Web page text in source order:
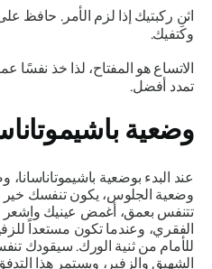
اثنِ ركبتيك إذا لزم الأمر. حافظ
وكتفيك.
الاتساع هو المفتاح، لذا خذ نفسًا
تمدد أفضل.
وضعية
عند البدء بوضعية باشيموتاناسانا،
وضعية الجلوس، يكون تنفسك خير
تتنفس بعمق، أغمض عينيك واشعر
الفقري، وعندما تكون مستعداً
للأمام من ثنية الورك. سيقودك
الشهيق والزفير، ويستمر هذا